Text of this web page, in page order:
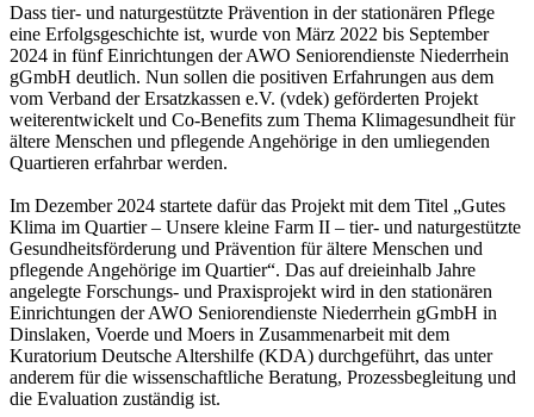
Dass tier- und naturgestützte Prävention in der stationären Pflege
eine Erfolgsgeschichte ist, wurde von März 2022 bis September
2024 in fünf Einrichtungen der AWO Seniorendienste Niederrhein
gGmbH deutlich. Nun sollen die positiven Erfahrungen aus dem
vom Verband der Ersatzkassen e.V. (vdek) geförderten Projekt
weiterentwickelt und Co-Benefits zum Thema Klimagesundheit für
ältere Menschen und pflegende Angehörige in den umliegenden
Quartieren erfahrbar werden.
Im Dezember 2024 startete dafür das Projekt mit dem Titel „Gutes
Klima im Quartier – Unsere kleine Farm II – tier- und naturgestützte
Gesundheitsförderung und Prävention für ältere Menschen und
pflegende Angehörige im Quartier“. Das auf dreieinhalb Jahre
angelegte Forschungs- und Praxisprojekt wird in den stationären
Einrichtungen der AWO Seniorendienste Niederrhein gGmbH in
Dinslaken, Voerde und Moers in Zusammenarbeit mit dem
Kuratorium Deutsche Altershilfe (KDA) durchgeführt, das unter
anderem für die wissenschaftliche Beratung, Prozessbegleitung und
die Evaluation zuständig ist.